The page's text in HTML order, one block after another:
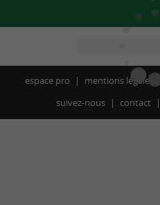
espace pro mentions légales
suivez-nous
contact